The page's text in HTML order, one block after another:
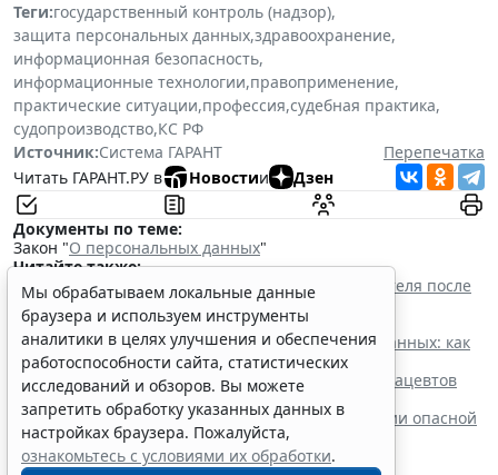
Теги:государственный контроль (надзор),
защита персональных данных,здравоохранение,
информационная безопасность,
информационные технологии,правоприменение,
практические ситуации,профессия,судебная практика,
судопроизводство,КС РФ
Источник:Система ГАРАНТ
Перепечатка
Читать ГАРАНТ.РУ в
Новостии Дзен
Документы по теме:
Закон "О персональных данных"
Читайте также:
Прием на работу: как законно проверить соискателя после
ужесточения ответственности за нарушение
законодательства о персональных данных
Политика конфиденциальности персональных данных: как
составить и где разместить
Новые номенклатуры для медработников и фармацевтов
вступят в силу с осени
Процедуру приостановки или запрета реализации опасной
продукции оптимизируют
Мы обрабатываем локальные данные
браузера и используем инструменты
аналитики в целях улучшения и обеспечения
работоспособности сайта, статистических
исследований и обзоров. Вы можете
запретить обработку указанных данных в
настройках браузера. Пожалуйста,
ознакомьтесь с условиями их обработки.